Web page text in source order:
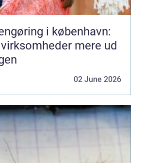
i københavn:
mere ud
02 June 2026